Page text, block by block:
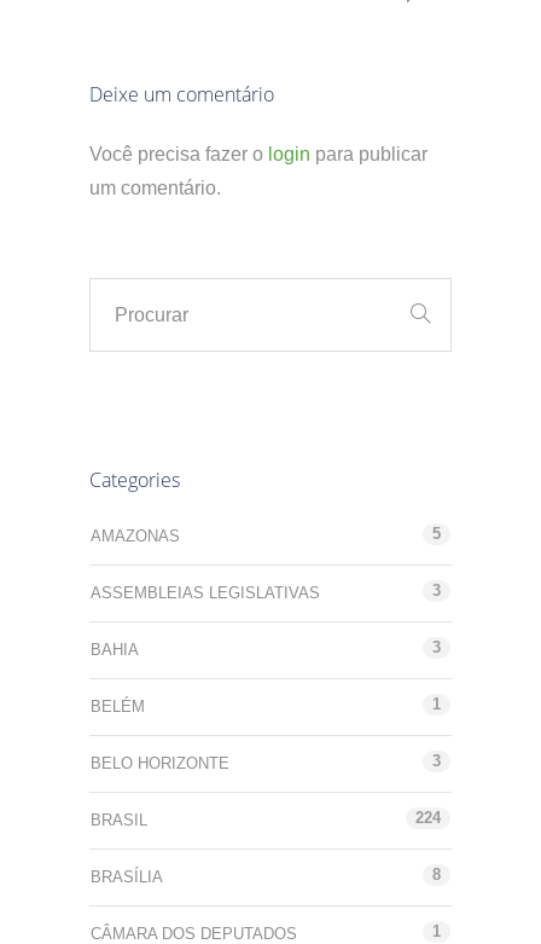
Deixe um comentário
Você precisa fazer o login para publicar
um comentário.
Categories
AMAZONAS 5
ASSEMBLEIAS LEGISLATIVAS 3
BAHIA 3
BELÉM 1
BELO HORIZONTE 3
BRASIL 224
BRASÍLIA 8
CÂMARA DOS DEPUTADOS 1